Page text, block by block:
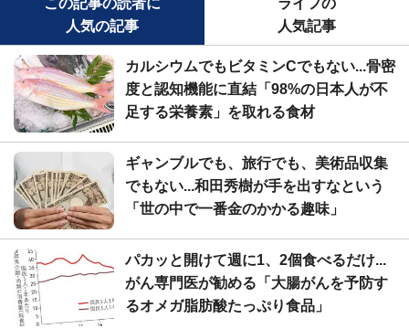
人気の記事
人気記事
カルシウムでもビタミンCでもない...骨密
度と認知機能に直結「98%の日本人が不
足する栄養素」を取れる食材
ギャンブルでも、旅行でも、美術品収集
でもない...和田秀樹が手を出すなという
「世の中で一番金のかかる趣味」
パカッと開けて週に1、2個食べるだけ...
がん専門医が勧める「大腸がんを予防す
るオメガ脂肪酸たっぷり食品」